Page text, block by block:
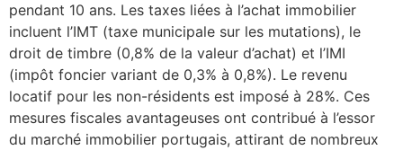
pendant 10 ans. Les taxes liées à l’achat immobilier
incluent l’IMT (taxe municipale sur les mutations), le
droit de timbre (0,8% de la valeur d’achat) et l’IMI
(impôt foncier variant de 0,3% à 0,8%). Le revenu
locatif pour les non-résidents est imposé à 28%. Ces
mesures fiscales avantageuses ont contribué à l’essor
du marché immobilier portugais, attirant de nombreux